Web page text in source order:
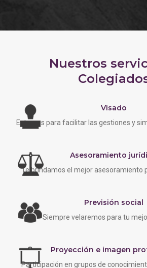
Nuestros
Visado
Estamos para facilitar las gestiones y
Asesoramiento
Te brindamos el mejor asesoramiento
Previsión social
Siempre velaremos para tu
Proyección e imagen
Participación en grupos de